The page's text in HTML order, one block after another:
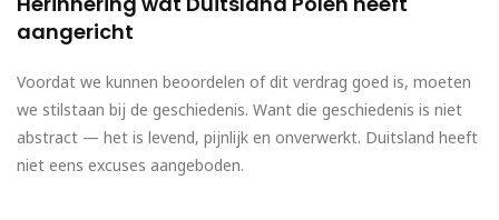
aangericht
Voordat we kunnen beoordelen of dit verdrag goed is, moeten
we stilstaan bij de geschiedenis. Want die geschiedenis is niet
abstract — het is levend, pijnlijk en onverwerkt. Duitsland heeft
niet eens excuses aangeboden.